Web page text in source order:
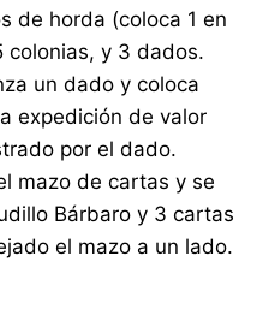
de horda (coloca 1 en
colonias, y 3 dados.
un dado y coloca
expedición de valor
por el dado.
mazo de cartas y se
Bárbaro y 3 cartas
el mazo a un lado.